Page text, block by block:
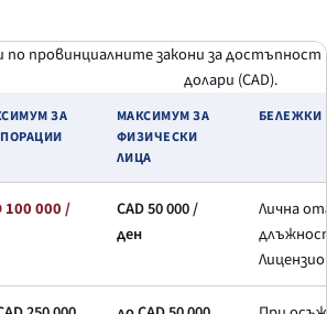
по провинциалните закони за
долари (CAD).
ЗА
МАКСИМУМ ЗА
ФИЗИЧЕСКИ
ЛИЦА
БЕЛЕЖКИ
100 000 /
CAD 50 000 /
ден
Лична